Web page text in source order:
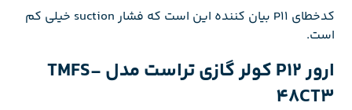
کدخطای P11 بیان کننده این است که فشار suction خیلی کم
است.
ارور P12 کولر گازی تراست مدل TMFS-
48CT3